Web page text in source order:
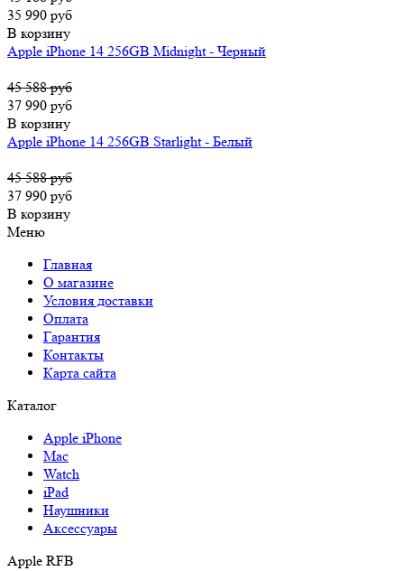
35 990 руб
В корзину
Apple iPhone 14 256GB Midnight - Черный
45 588 руб
37 990 руб
В корзину
Apple iPhone 14 256GB Starlight - Белый
45 588 руб
37 990 руб
В корзину
Меню
Главная
О магазине
Условия доставки
Оплата
Гарантия
Контакты
Карта сайта
Каталог
Apple iPhone
Mac
Watch
iPad
Наушники
Аксессуары
Apple RFB